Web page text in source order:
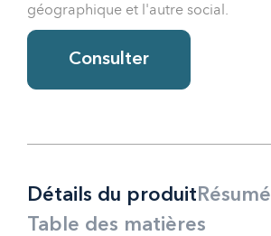
géographique et l'autre social.
Consulter
Détails du produit Résumé
Table des matières